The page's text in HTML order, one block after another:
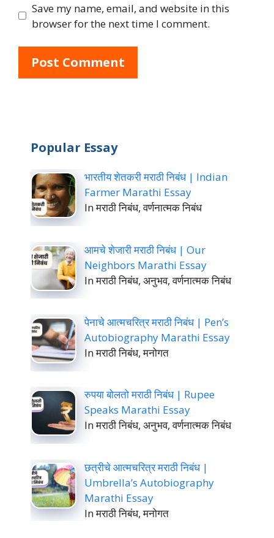
Save my name, email, and website in this
browser for the next time I comment.
Popular Essay
भारतीय शेतकरी मराठी निबंध | Indian
Farmer Marathi Essay
In मराठी निबंध, वर्णनात्मक निबंध
आमचे शेजारी मराठी निबंध | Our
Neighbors Marathi Essay
In मराठी निबंध, अनुभव, वर्णनात्मक निबंध
पेनाचे आत्मचरित्र मराठी निबंध | Pen’s
Autobiography Marathi Essay
In मराठी निबंध, मनोगत
रुपया बोलतो मराठी निबंध | Rupee
Speaks Marathi Essay
In मराठी निबंध, अनुभव, वर्णनात्मक निबंध
छत्रीचे आत्मचरित्र मराठी निबंध |
Umbrella’s Autobiography
Marathi Essay
In मराठी निबंध, मनोगत